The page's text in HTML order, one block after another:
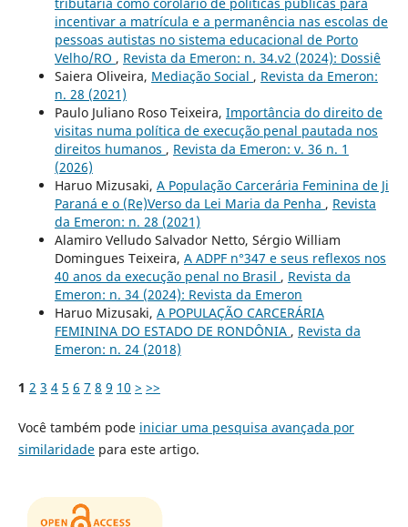
incentivar a matrícula e a permanência nas escolas de
pessoas autistas no sistema educacional de Porto
Velho/RO , Revista da Emeron: n. 34.v2 (2024): Dossiê
Saiera Oliveira, Mediação Social , Revista da Emeron:
n. 28 (2021)
Paulo Juliano Roso Teixeira, Importância do direito de
visitas numa política de execução penal pautada nos
direitos humanos , Revista da Emeron: v. 36 n. 1
(2026)
Haruo Mizusaki, A População Carcerária Feminina de Ji
Paraná e o (Re)Verso da Lei Maria da Penha , Revista
da Emeron: n. 28 (2021)
Alamiro Velludo Salvador Netto, Sérgio William
Domingues Teixeira, A ADPF n°347 e seus reflexos nos
40 anos da execução penal no Brasil , Revista da
Emeron: n. 34 (2024): Revista da Emeron
Haruo Mizusaki, A POPULAÇÃO CARCERÁRIA
FEMININA DO ESTADO DE RONDÔNIA , Revista da
Emeron: n. 24 (2018)
1 2 3 4 5 6 7 8 9 10 > >>
Você também pode iniciar uma pesquisa avançada por
similaridadepara este artigo.